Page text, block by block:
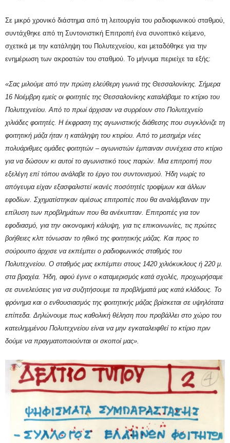
Σε μικρό χρονικό διάστημα από τη λειτουργία του ραδιοφωνικού σταθμού,
συντάχθηκε από τη Συντονιστική Επιτροπή ένα συνοπτικό κείμενο,
σχετικά με την κατάληψη του Πολυτεχνείου, και μεταδόθηκε για την
ενημέρωση των ακροατών του σταθμού. Το μήνυμα περιείχε τα εξής:
«Σας μιλούμε από την πρώτη ελεύθερη γωνιά της Θεσσαλονίκης. Σήμερα
16 Νοέμβρη εμείς οι φοιτητές της Θεσσαλονίκης καταλάβαμε το κτίριο του
Πολυτεχνείου. Από το πρωί άρχισαν να συρρέουν στο Πολυτεχνείο
χιλιάδες φοιτητές. Η έκφραση της αγωνιστικής διάθεσης που συγκλόνιζε τη
φοιτητική μάζα ήταν η κατάληψη του κτιρίου. Από το μεσημέρι νέες
πολυάριθμες ομάδες φοιτητών – αγωνιστών έμπαιναν συνέχεια στο κτίριο
για να δώσουν κι αυτοί το αγωνιστικό τους παρών. Μια επιτροπή που
εξελέγη επί τόπου ανάλαβε το έργο του συντονισμού. Ήδη νωρίς το
απόγευμα είχαν εξασφαλιστεί ικανές ποσότητές τροφίμων και άλλων
εφοδίων. Σχηματίστηκαν αμέσως επιτροπές που θα αναλάμβαναν την
επίλυση των προβλημάτων που θα ανέκυπταν. Επιτροπές για τον
εφοδιασμό, για την οικονομική κάλυψη, για τις επικοινωνίες, τις πρώτες
βοήθειες κλπ τόνωσαν το ηθικό της φοιτητικής μάζας. Και προς το
σούρουπο άρχισε να εκπέμπει ο ραδιοφωνικός σταθμός του
Πολυτεχνείου. Ο σταθμός μας εκπέμπει στους 1420 χιλιόκυκλους ή 220 μ.
στα βραχέα. Ήδη, αφού έγινε ο καταμερισμός κατά σχολές, προχωρήσαμε
σε συνελεύσεις για να συζητήσουμε τα προβλήματά μας κατά κλάδους. Το
φρόνημα και ο ενθουσιασμός της φοιτητικής μάζας βρίσκεται σε υψηλότατα
επίπεδα. Δηλώνουμε πως καθολική θέληση που προβάλλει στο χώρο του
κατειλημμένου Πολυτεχνείου είναι να μην εγκαταλειφθεί το κτίριο πριν
δούμε να πραγματοποιούνται οι σκοποί μας».